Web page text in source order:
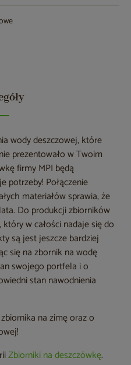
wody deszczowej, które
prezentowało w Twoim
firmy MPI będą
potrzeby! Połączenie
materiałów sprawia, że
Do produkcji zbiorników
w całości nadaje się do
są jest jeszcze bardziej
się na zbornik na wodę
swojego portfela i o
stan nawodnienia
na zimę oraz o
Zbiorniki na deszczówkę.